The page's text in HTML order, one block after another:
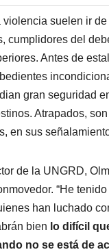
k
e
d
I
n
i
l
e
a
d
s
violencia suelen ir
cumplidores del
Antes de
gran seguridad
Atrapados,
en sus
de la UNGRD,
“He
han luchado
bien lo difícil
no se está de